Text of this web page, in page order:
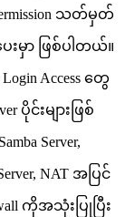
သတ်မှတ်
ေးမှာ ဖြစ်ပါတယ်။
Access တွေ
ပိုင်းများဖြစ်
Server,
NAT အပြင်
ကိုအသုံးပြုပြီး